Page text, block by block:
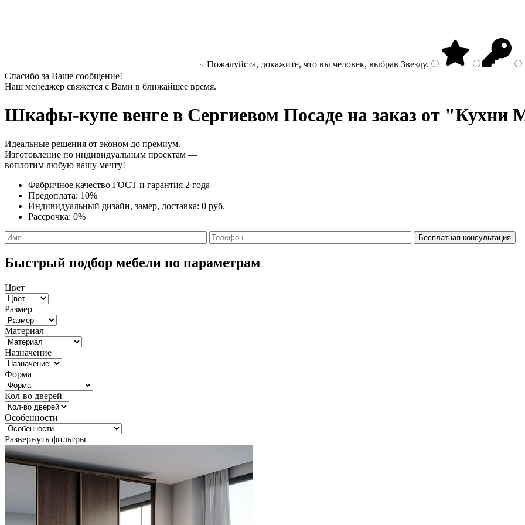
Пожалуйста, докажите, что вы человек, выбрав Звезду.
Спасибо за Ваше сообщение!
Наш менеджер свяжется с Вами в ближайшее время.
Шкафы-купе венге в Сергиевом Посаде на заказ от "Кухни
Идеальные решения от эконом до премиум.
Изготовление по индивидуальным проектам —
воплотим любую вашу мечту!
Фабричное качество ГОСТ и гарантия 2 года
Предоплата: 10%
Индивидуальный дизайн, замер, доставка: 0 руб.
Рассрочка: 0%
Быстрый подбор мебели по параметрам
Цвет
Размер
Материал
Назначение
Форма
Кол-во дверей
Особенности
Развернуть фильтры